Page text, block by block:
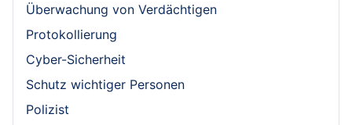
Überwachung von Verdächtigen
Protokollierung
Cyber-Sicherheit
Schutz wichtiger Personen
Polizist